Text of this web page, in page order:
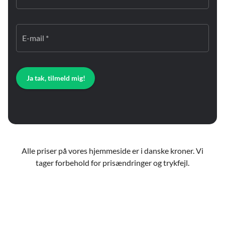
E-mail *
Ja tak, tilmeld mig!
Alle priser på vores hjemmeside er i danske kroner. Vi
tager forbehold for prisændringer og trykfejl.